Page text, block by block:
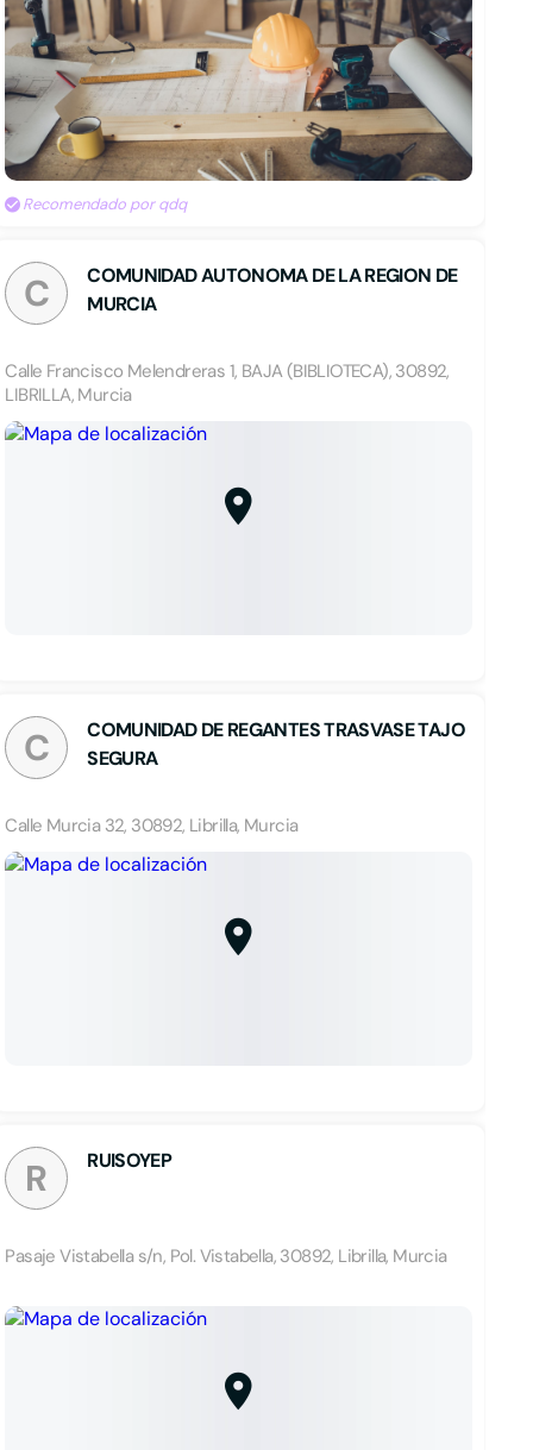
Recomendado por qdq
C
COMUNIDAD AUTONOMA DE LA REGION DE
MURCIA
Calle Francisco Melendreras 1, BAJA (BIBLIOTECA), 30892,
LIBRILLA, Murcia
C
COMUNIDAD DE REGANTES TRASVASE TAJO
SEGURA
Calle Murcia 32, 30892, Librilla, Murcia
R RUISOYEP
Pasaje Vistabella s/n, Pol. Vistabella, 30892, Librilla, Murcia